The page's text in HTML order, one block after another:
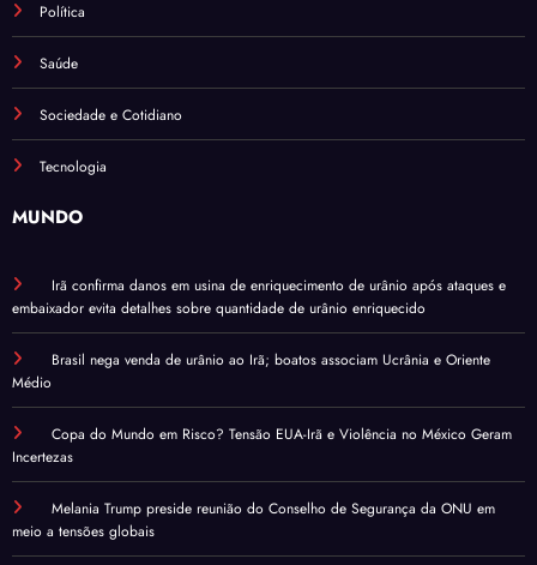
Política
Saúde
Sociedade e Cotidiano
Tecnologia
MUNDO
Irã confirma danos em usina de enriquecimento de urânio após ataques e
embaixador evita detalhes sobre quantidade de urânio enriquecido
Brasil nega venda de urânio ao Irã; boatos associam Ucrânia e Oriente
Médio
Copa do Mundo em Risco? Tensão EUA-Irã e Violência no México Geram
Incertezas
Melania Trump preside reunião do Conselho de Segurança da ONU em
meio a tensões globais